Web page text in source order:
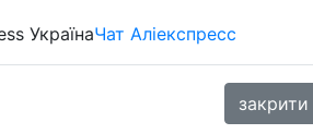
Coins у додатку через розділ
УкраїнаЧат Аліекспресс
закрити